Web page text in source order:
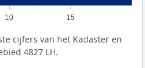
10 15
cijfers van het Kadaster en
4827 LH.